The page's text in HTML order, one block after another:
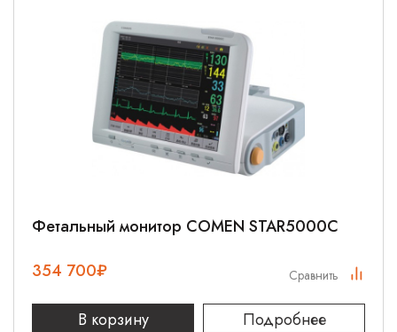
Фетальный монитор COMEN STAR5000C
354 700₽
В корзину Подробнее
Сравнить